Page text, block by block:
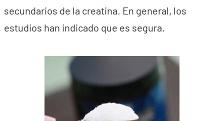
secundarios de la creatina. En general, los
estudios han indicado que es segura.